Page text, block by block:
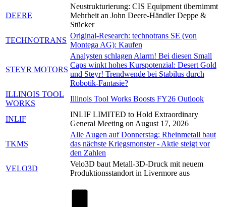
DEERE
Neustrukturierung: CIS Equipment übernimmt
Mehrheit an John Deere-Händler Deppe &
Stücker
TECHNOTRANS
Original-Research: technotrans SE (von
Montega AG): Kaufen
STEYR MOTORS
Analysten schlagen Alarm! Bei diesen Small
Caps winkt hohes Kurspotenzial: Desert Gold
und Steyr! Trendwende bei Stabilus durch
Robotik-Fantasie?
ILLINOIS TOOL
WORKS
Illinois Tool Works Boosts FY26 Outlook
INLIF
INLIF LIMITED to Hold Extraordinary
General Meeting on August 17, 2026
TKMS
Alle Augen auf Donnerstag: Rheinmetall baut
das nächste Kriegsmonster - Aktie steigt vor
den Zahlen
VELO3D
Velo3D baut Metall-3D-Druck mit neuem
Produktionsstandort in Livermore aus